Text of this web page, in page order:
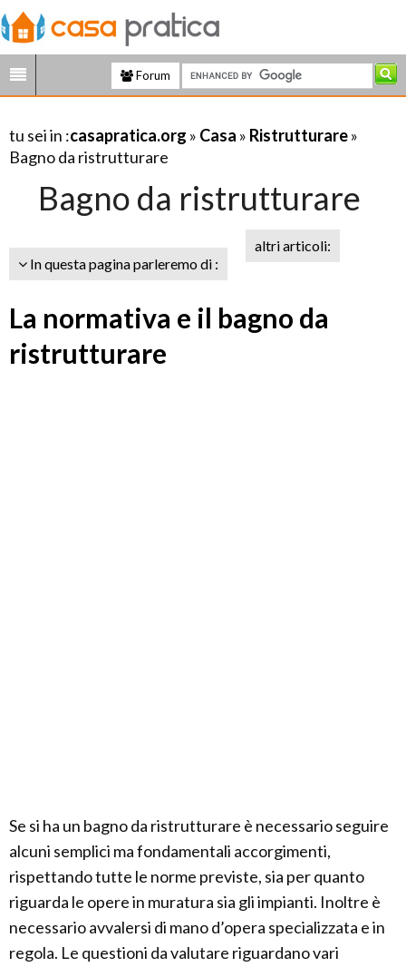
Forum
tu sei in :casapratica.org » Casa » Ristrutturare»
Bagno da ristrutturare
Bagno da ristrutturare
In questa pagina parleremo di :
altri articoli:
La normativa e il bagno da
ristrutturare
Se si ha un bagno da ristrutturare è necessario seguire
alcuni semplici ma fondamentali accorgimenti,
rispettando tutte le norme previste, sia per quanto
riguarda le opere in muratura sia gli impianti. Inoltre è
necessario avvalersi di mano d’opera specializzata e in
regola. Le questioni da valutare riguardano vari